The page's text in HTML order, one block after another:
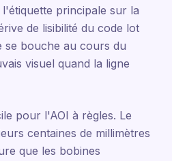
principale sur la
de lisibilité du code lot
se bouche au cours du
visuel quand la ligne
pour l'AOI à règles. Le
centaines de millimètres
que les bobines